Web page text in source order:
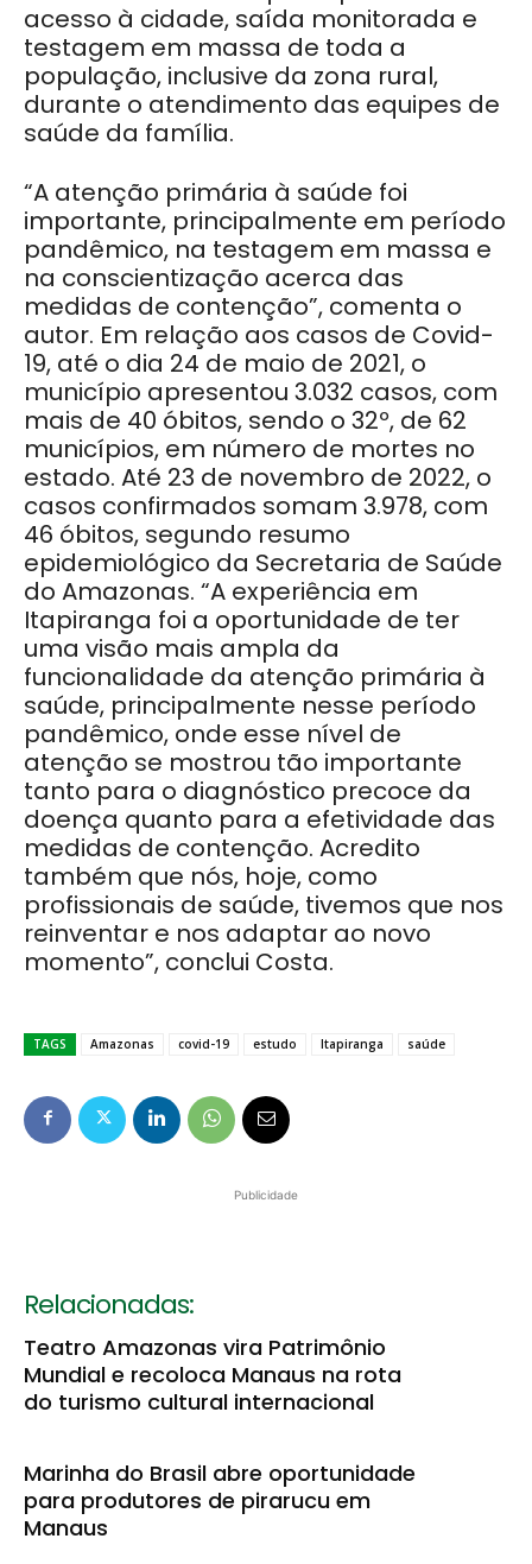
acesso à cidade, saída monitorada e
testagem em massa de toda a
população, inclusive da zona rural,
durante o atendimento das equipes de
saúde da família.
“A atenção primária à saúde foi
importante, principalmente em período
pandêmico, na testagem em massa e
na conscientização acerca das
medidas de contenção”, comenta o
autor. Em relação aos casos de Covid-
19, até o dia 24 de maio de 2021, o
município apresentou 3.032 casos, com
mais de 40 óbitos, sendo o 32º, de 62
municípios, em número de mortes no
estado. Até 23 de novembro de 2022, o
casos confirmados somam 3.978, com
46 óbitos, segundo resumo
epidemiológico da Secretaria de Saúde
do Amazonas. “A experiência em
Itapiranga foi a oportunidade de ter
uma visão mais ampla da
funcionalidade da atenção primária à
saúde, principalmente nesse período
pandêmico, onde esse nível de
atenção se mostrou tão importante
tanto para o diagnóstico precoce da
doença quanto para a efetividade das
medidas de contenção. Acredito
também que nós, hoje, como
profissionais de saúde, tivemos que nos
reinventar e nos adaptar ao novo
momento”, conclui Costa.
TAGS Amazonas covid-19 estudo Itapiranga saúde
Publicidade
Relacionadas:
Teatro Amazonas vira Patrimônio
Mundial e recoloca Manaus na rota
do turismo cultural internacional
Marinha do Brasil abre oportunidade
para produtores de pirarucu em
Manaus